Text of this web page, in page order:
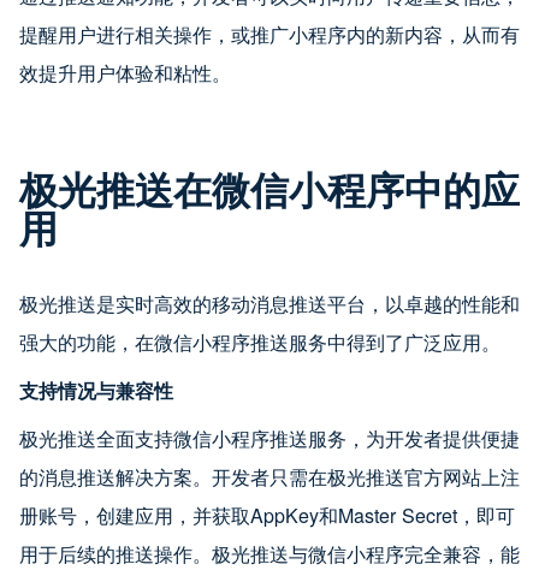
提醒用户进行相关操作，或推广小程序内的新内容，从而有
效提升用户体验和粘性。
极光推送在微信小程序中的应
用
极光推送是实时高效的移动消息推送平台，以卓越的性能和
强大的功能，在微信小程序推送服务中得到了广泛应用。
支持情况与兼容性
极光推送全面支持微信小程序推送服务，为开发者提供便捷
的消息推送解决方案。开发者只需在极光推送官方网站上注
册账号，创建应用，并获取AppKey和Master Secret，即可
用于后续的推送操作。极光推送与微信小程序完全兼容，能